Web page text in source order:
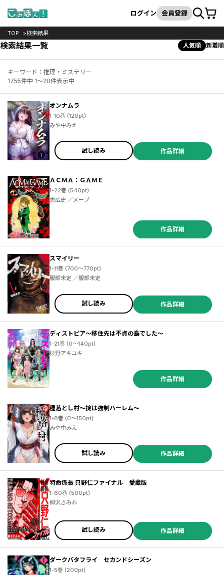
検索
ログイン 会員登録カート
TOP 検索結果
検索結果一覧 人気順 新着順
キーワード：推理・ミステリー
1755件中 1～20件表示中
オンナムラ
1-10巻 (120pt)
みや中みえ
試し読み 作品詳細
ＡＣＭＡ：ＧＡＭＥ
1-22巻 (540pt)
恵広史 ／メーブ
作品詳細
スマイリー
1-11巻 (700～770pt)
服部未定 ／服部未定
試し読み 作品詳細
ディストピア～移住先は不貞の島でした～
1-21巻 (0～140pt)
杉野アキユキ
作品詳細
種落とし村～掟は強制ハーレム～
1-8巻 (0～150pt)
みや中みえ
試し読み 作品詳細
特命係長 只野仁ファイナル 愛蔵版
1-60巻 (500pt)
柳沢きみお
試し読み 作品詳細
ダークバタフライ セカンドシーズン
1-5巻 (200pt)